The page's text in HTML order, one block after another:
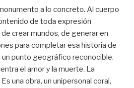
a lo concreto. Al cuerpo
de toda expresión
crear mundos, de generar en
para completar esa historia de
un punto geográfico reconocible.
el amor y la muerte. La
una obra, un unipersonal coral,